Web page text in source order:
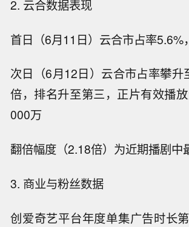
2. 云合数据表现
首日（6月11日）云合市占率5.6%
次日（6月12日）云合市占率攀升
倍，排名升至第三，正片有效播
000万
翻倍幅度（2.18倍）为近期播剧中
3. 商业与粉丝数据
创爱奇艺平台年度单集广告时长